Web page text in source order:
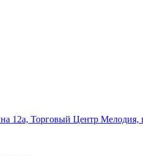
12а, Торговый Центр Мелодия,